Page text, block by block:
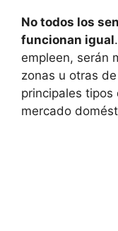
No todos los
funcionan igual
empleen, serán
zonas u otras
principales
mercado